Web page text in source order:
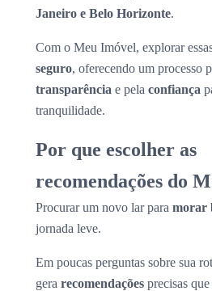
Janeiro e Belo Horizonte.
Com o Meu Imóvel, explorar
seguro, oferecendo um processo
transparência e pela confiança
tranquilidade.
Por que escolher as
recomendações do
Procurar um novo lar para morar
jornada leve.
Em poucas perguntas sobre sua
gera recomendações precisas